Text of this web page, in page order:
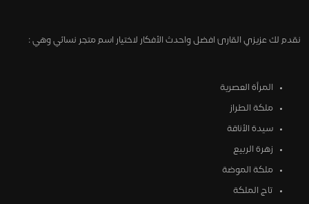
نقدم لك عزيزي القارئ افضل واحدث الأفكار لاختيار اسم متجر نسائي وهي :
المرأة العصرية
ملكة الطراز
سيدة الأناقة
زهرة الربيع
ملكة الموضة
تاج الملكة